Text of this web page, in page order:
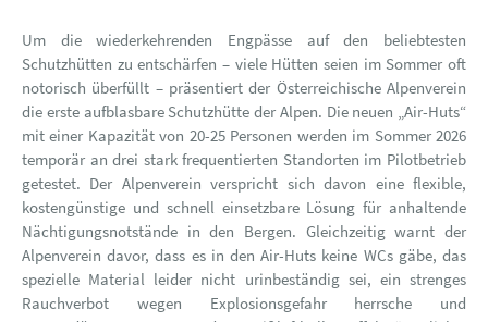
Um die wiederkehrenden Engpässe auf den beliebtesten
Schutzhütten zu entschärfen – viele Hütten seien im Sommer oft
notorisch überfüllt – präsentiert der Österreichische Alpenverein
die erste aufblasbare Schutzhütte der Alpen. Die neuen „Air-Huts“
mit einer Kapazität von 20-25 Personen werden im Sommer 2026
temporär an drei stark frequentierten Standorten im Pilotbetrieb
getestet. Der Alpenverein verspricht sich davon eine flexible,
kostengünstige und schnell einsetzbare Lösung für anhaltende
Nächtigungsnotstände in den Bergen. Gleichzeitig warnt der
Alpenverein davor, dass es in den Air-Huts keine WCs gäbe, das
spezielle Material leider nicht urinbeständig sei, ein strenges
Rauchverbot wegen Explosionsgefahr herrsche und